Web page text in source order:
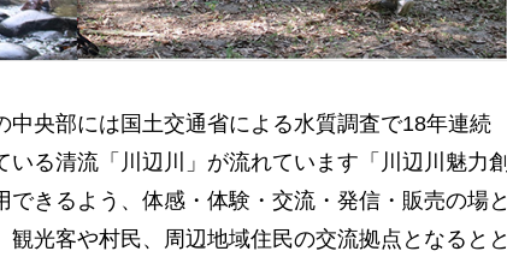
央部には国土交通省による水質調査で18年連続
いる清流「川辺川」が流れています「川辺川魅力創
きるよう、体感・体験・交流・発信・販売の場と
光客や村民、周辺地域住民の交流拠点となるとと